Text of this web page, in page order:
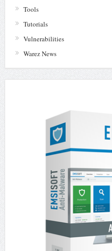
Tools
Tutorials
Vulnerabilities
Warez News